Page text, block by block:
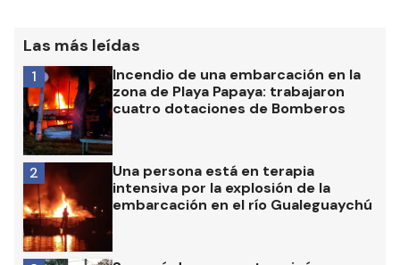
Las más leídas
Incendio de una embarcación en la
zona de Playa Papaya: trabajaron
cuatro dotaciones de Bomberos
1
Una persona está en terapia
intensiva por la explosión de la
embarcación en el río Gualeguaychú
2